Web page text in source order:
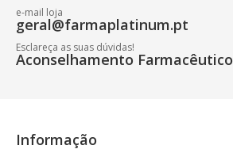
e-mail loja
geral@farmaplatinum.pt
Esclareça as suas dúvidas!
Aconselhamento Farmacêutico
Informação